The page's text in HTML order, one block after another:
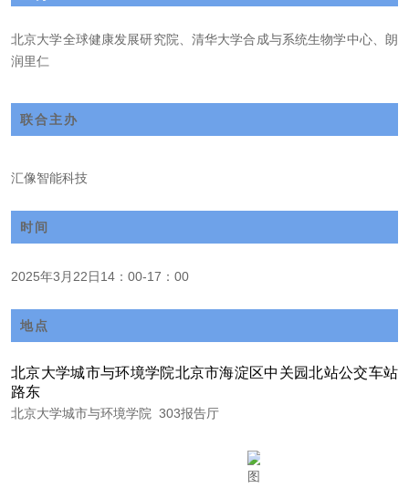
北京大学全球健康发展研究院、清华大学合成与系统生物学中心、朗
润里仁
联合主办
汇像智能科技
时间
2025年3 月 22日14 ： 00-17 ： 00
地点
北京大学城市与环境学院北京市海淀区中关园北站公交车站
路东
北京大学城市与环境学院 303报告厅